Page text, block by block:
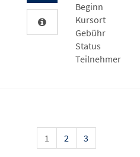
Beginn
Kursort
Gebühr
Status
Teilnehmer
1 2 3